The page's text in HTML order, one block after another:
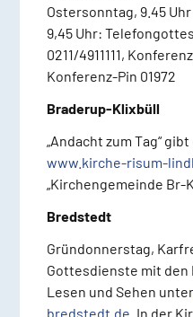
Ostersonntag, 9.45
9,45 Uhr:
0211/4911111,
Konferenz-Pin 01972
Braderup-Klixbüll
„Andacht zum Tag“
www.kirche-risum-
„Kirchengemeinde Br-
Bredstedt
Gründonnerstag,
Gottesdienste mit den
Lesen und Sehen unter
bredstedt.de . In der